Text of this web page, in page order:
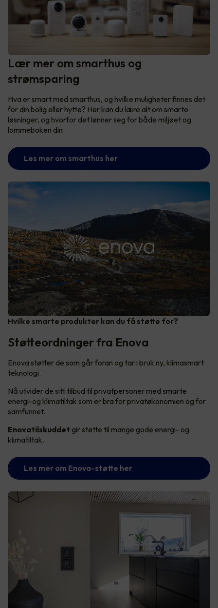
Lær mer om smarthus og
strømsparing
Hva er smart med smarthus, og hvilke muligheter finnes det
for din bolig eller hytte? Her kan du lære alt om smarte
løsninger, og hvorfor det lønner seg for både miljøet og
lommeboken din.
Les mer om smarthus her
Hvilke smarte produkter kan du få støtte for?
Støtteordninger fra Enova
Enova støtter de som går foran og tar i bruk ny, klimasmart
teknologi.
Nå utvider de sitt tilbud til privatpersoner med smarte
energi-og klimatiltak som er bra for privatøkonomien og for
samfunnet.
Enovatilskuddet gir støtte til mange gode energi- og
klimatiltak.
Les mer om Enova-støtte her